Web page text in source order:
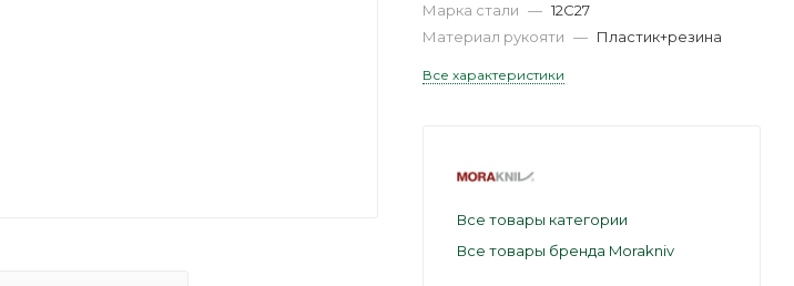
Марка стали — 12C27
Материал рукояти — Пластик+резина
Все характеристики
Все товары категории
Все товары бренда Morakniv